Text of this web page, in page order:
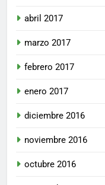
abril 2017
marzo 2017
febrero 2017
enero 2017
diciembre 2016
noviembre 2016
octubre 2016